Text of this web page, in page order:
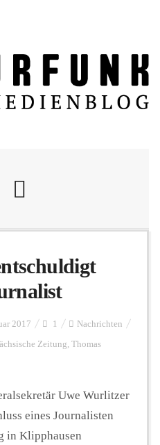
2017 1 Nachrichten
Zeitung, Thomas
Uwe Wurlitzer
eines Journalisten
in Klipphausen